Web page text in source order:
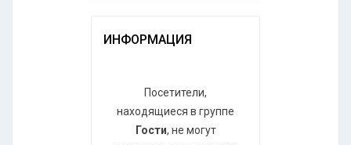
ИНФОРМАЦИЯ
Посетители,
находящиеся в группе
Гости, не могут